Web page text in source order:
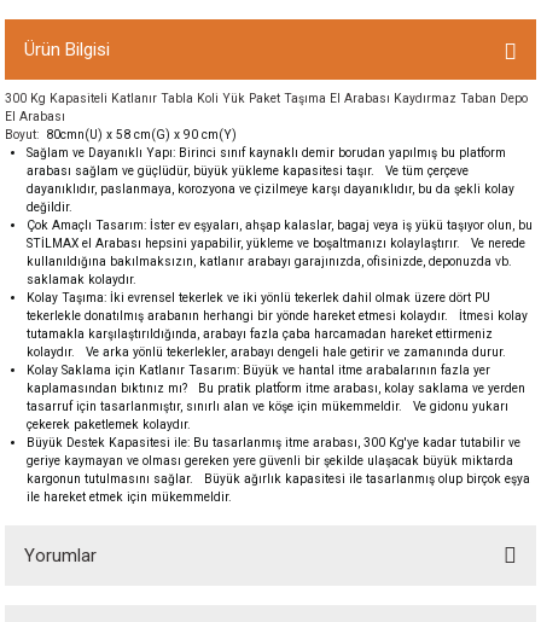
Ürün Bilgisi
300 Kg Kapasiteli Katlanır Tabla Koli Yük Paket Taşıma El Arabası Kaydırmaz Taban Depo
El Arabası
Boyut: 80cmn(U) x 58 cm(G) x 90 cm(Y)
Sağlam ve Dayanıklı Yapı: Birinci sınıf kaynaklı demir borudan yapılmış bu platform
arabası sağlam ve güçlüdür, büyük yükleme kapasitesi taşır. Ve tüm çerçeve
dayanıklıdır, paslanmaya, korozyona ve çizilmeye karşı dayanıklıdır, bu da şekli kolay
değildir.
Çok Amaçlı Tasarım: İster ev eşyaları, ahşap kalaslar, bagaj veya iş yükü taşıyor olun, bu
STİLMAX el Arabası hepsini yapabilir, yükleme ve boşaltmanızı kolaylaştırır. Ve nerede
kullanıldığına bakılmaksızın, katlanır arabayı garajınızda, ofisinizde, deponuzda vb.
saklamak kolaydır.
Kolay Taşıma: İki evrensel tekerlek ve iki yönlü tekerlek dahil olmak üzere dört PU
tekerlekle donatılmış arabanın herhangi bir yönde hareket etmesi kolaydır. İtmesi kolay
tutamakla karşılaştırıldığında, arabayı fazla çaba harcamadan hareket ettirmeniz
kolaydır. Ve arka yönlü tekerlekler, arabayı dengeli hale getirir ve zamanında durur.
Kolay Saklama için Katlanır Tasarım: Büyük ve hantal itme arabalarının fazla yer
kaplamasından bıktınız mı? Bu pratik platform itme arabası, kolay saklama ve yerden
tasarruf için tasarlanmıştır, sınırlı alan ve köşe için mükemmeldir. Ve gidonu yukarı
çekerek paketlemek kolaydır.
Büyük Destek Kapasitesi ile: Bu tasarlanmış itme arabası, 300 Kg'ye kadar tutabilir ve
geriye kaymayan ve olması gereken yere güvenli bir şekilde ulaşacak büyük miktarda
kargonun tutulmasını sağlar. Büyük ağırlık kapasitesi ile tasarlanmış olup birçok eşya
ile hareket etmek için mükemmeldir.
Yorumlar